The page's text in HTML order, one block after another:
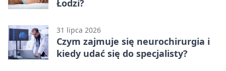
Łodzi?
31 lipca 2026
Czym zajmuje się neurochirurgia i
kiedy udać się do specjalisty?